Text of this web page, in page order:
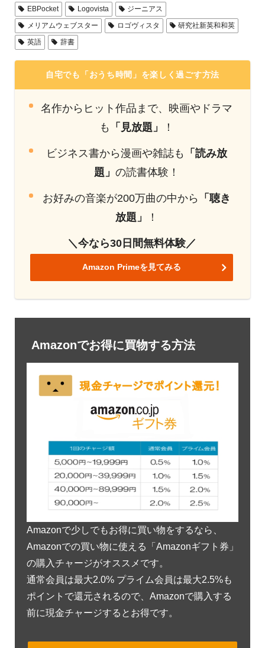
EBPocket Logovista
ジーニアス
メリアムウェブスター
ロゴヴィスタ
研究社新英和和英
英語
辞書
自宅でも「おうち時間」を楽しく過ごす方法
名作からヒット作品まで、映画やドラマ
も
「見放題」 ！
ビジネス書から漫画や雑誌も
「読み放
題」の読書体験！
お好みの音楽が200万曲の中から
「聴き
放題」
！
＼今なら30日間無料体験／
Amazon Primeを見てみる
Amazonでお得に買物する方法
Amazonで少しでもお得に買い物をするなら、
Amazonでの買い物に使える「Amazonギフト券」
の購入チャージがオススメです。
通常会員は最大2.0% プライム会員は最大2.5%も
ポイントで還元されるので、Amazonで購入する
前に現金チャージするとお得です。